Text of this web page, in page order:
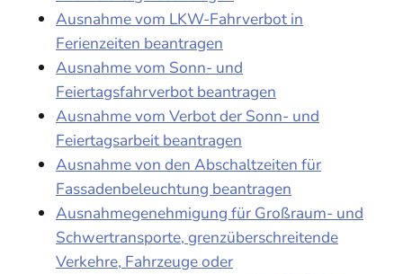
Ausnahme vom LKW-Fahrverbot in
Ferienzeiten beantragen
Ausnahme vom Sonn- und
Feiertagsfahrverbot beantragen
Ausnahme vom Verbot der Sonn- und
Feiertagsarbeit beantragen
Ausnahme von den Abschaltzeiten für
Fassadenbeleuchtung beantragen
Ausnahmegenehmigung für Großraum- und
Schwertransporte, grenzüberschreitende
Verkehre, Fahrzeuge oder